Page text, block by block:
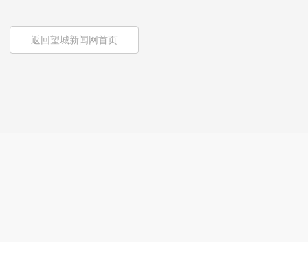
返回望城新闻网首页